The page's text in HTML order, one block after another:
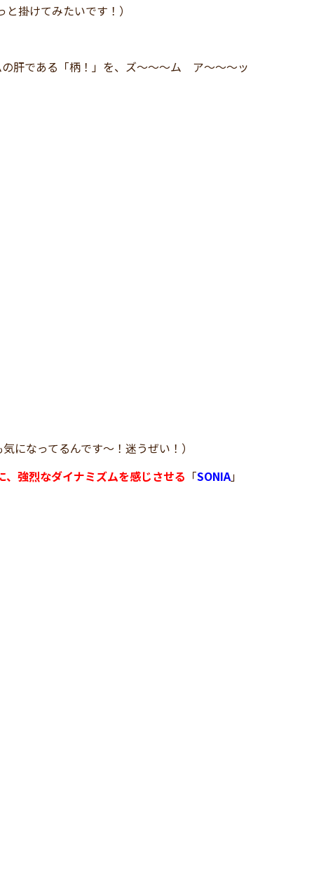
掛けてみたいです！）
肝である「柄！」を、ズ～～～ム ア～～～ッ
になってるんです～！迷うぜい！）
、強烈なダイナミズムを感じさせる 「SONIA」